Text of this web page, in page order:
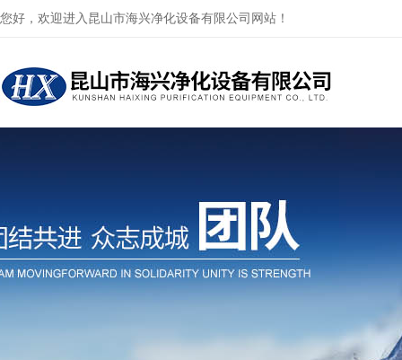
您好，欢迎进入昆山市海兴净化设备有限公司网站！